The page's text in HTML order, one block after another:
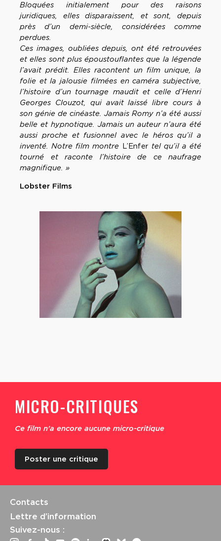
Bloquées initialement pour des raisons
juridiques, elles disparaissent, et sont, depuis
près d’un demi-siècle, considérées comme
perdues.
Ces images, oubliées depuis, ont été retrouvées
et elles sont plus époustouflantes que la légende
l’avait prédit. Elles racontent un film unique, la
folie et la jalousie filmées en caméra subjective,
l’histoire d’un tournage maudit et celle d’Henri
Georges Clouzot, qui avait laissé libre cours à
son génie de cinéaste. Jamais Romy n’a été aussi
belle et hypnotique. Jamais un auteur n’aura été
aussi proche et fusionnel avec le héros qu’il a
inventé. Notre film montre L’Enfertel qu’il a été
tourné et raconte l’histoire de ce naufrage
magnifique. »
Lobster Films
MICRO-CRITIQUES
Ce film n'a encore aucune micro-critique
Poster une critique
Contacts
Lettre d’information
Suivez-nous :